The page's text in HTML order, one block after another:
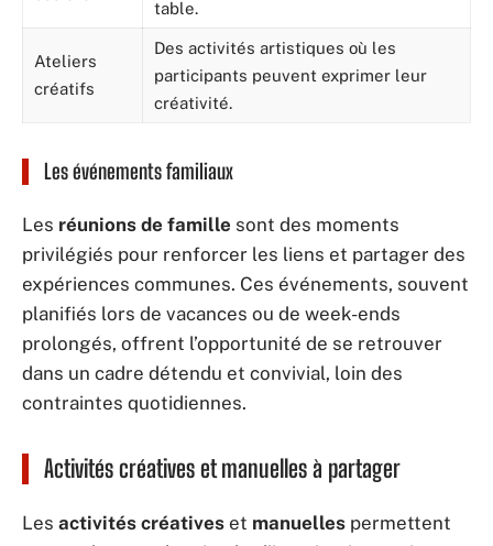
table.
Ateliers
créatifs
Des activités artistiques où les
participants peuvent exprimer leur
créativité.
Les événements familiaux
Les réunions de famille sont des moments
privilégiés pour renforcer les liens et partager des
expériences communes. Ces événements, souvent
planifiés lors de vacances ou de week-ends
prolongés, offrent l’opportunité de se retrouver
dans un cadre détendu et convivial, loin des
contraintes quotidiennes.
Activités créatives et manuelles à partager
Les activités créatives et manuelles permettent